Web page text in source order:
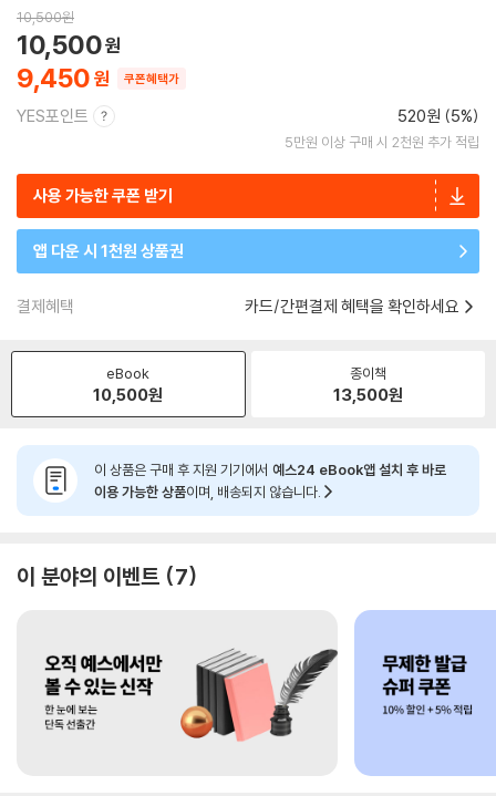
10,500원
9,450
10,500
쿠폰혜택가
YES포인트 520원 (5%)
5만원 이상 구매 시 2천원 추가 적립
사용 가능한 쿠폰 받기
앱 다운 시 1천원 상품권
결제혜택 카드/간편결제 혜택을 확인하세요
eBook
10,500원
종이책
13,500원
이 상품은 구매 후 지원 기기에서 예스24 eBook앱 설치 후 바로
이용 가능한 상품이며, 배송되지 않습니다.
이 분야의 이벤트 7